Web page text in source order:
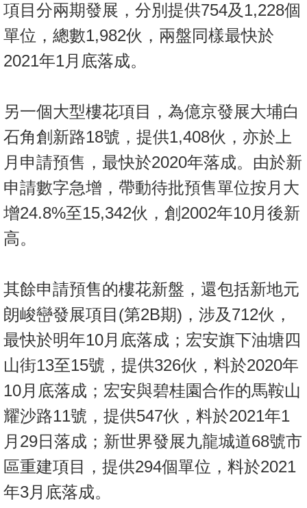
項目分兩期發展，分別提供754及1,228個
單位，總數1,982伙，兩盤同樣最快於
2021年1月底落成。
另一個大型樓花項目，為億京發展大埔白
石角創新路18號，提供1,408伙，亦於上
月申請預售，最快於2020年落成。由於新
申請數字急增，帶動待批預售單位按月大
增24.8%至15,342伙，創2002年10月後新
高。
其餘申請預售的樓花新盤，還包括新地元
朗峻巒發展項目(第2B期)，涉及712伙，
最快於明年10月底落成；宏安旗下油塘四
山街13至15號，提供326伙，料於2020年
10月底落成；宏安與碧桂園合作的馬鞍山
耀沙路11號，提供547伙，料於2021年1
月29日落成；新世界發展九龍城道68號市
區重建項目，提供294個單位，料於2021
年3月底落成。